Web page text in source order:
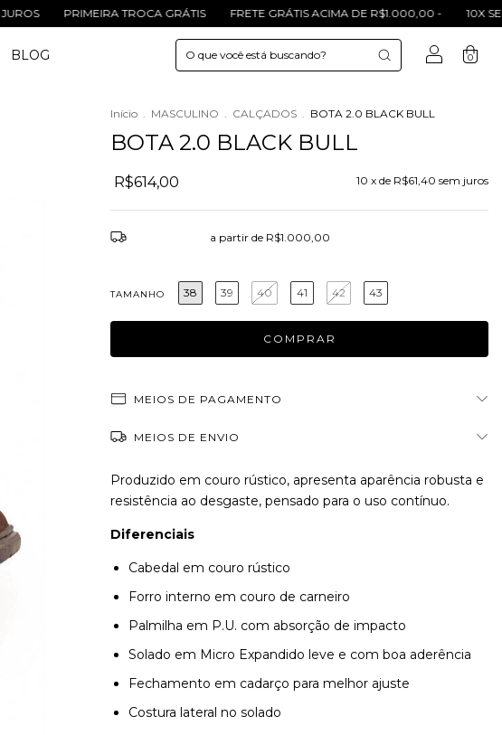
PRIMEIRA TROCA GRÁTIS FRETE GRÁTIS ACIMA DE R$1.000,00 - 10X SEM JUROS
BLOG 0
Início MASCULINO CALÇADOS BOTA 2.0 BLACK BULL
BOTA 2.0 BLACK BULL
R$614,00 10 x de R$61,40 sem juros
a partir de R$1.000,00
TAMANHO 38 39 40 41 42 43
MEIOS DE PAGAMENTO
MEIOS DE ENVIO
Produzido em couro rústico, apresenta aparência robusta e
resistência ao desgaste, pensado para o uso contínuo.
Diferenciais
Cabedal em couro rústico
Forro interno em couro de carneiro
Palmilha em P.U. com absorção de impacto
Solado em Micro Expandido leve e com boa aderência
Fechamento em cadarço para melhor ajuste
Costura lateral no solado